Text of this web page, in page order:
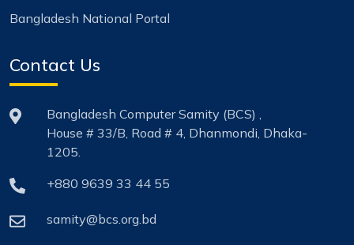
Bangladesh National Portal
Contact Us
Bangladesh Computer Samity (BCS) ,
House # 33/B, Road # 4, Dhanmondi, Dhaka-
1205.
+880 9639 33 44 55
samity@bcs.org.bd